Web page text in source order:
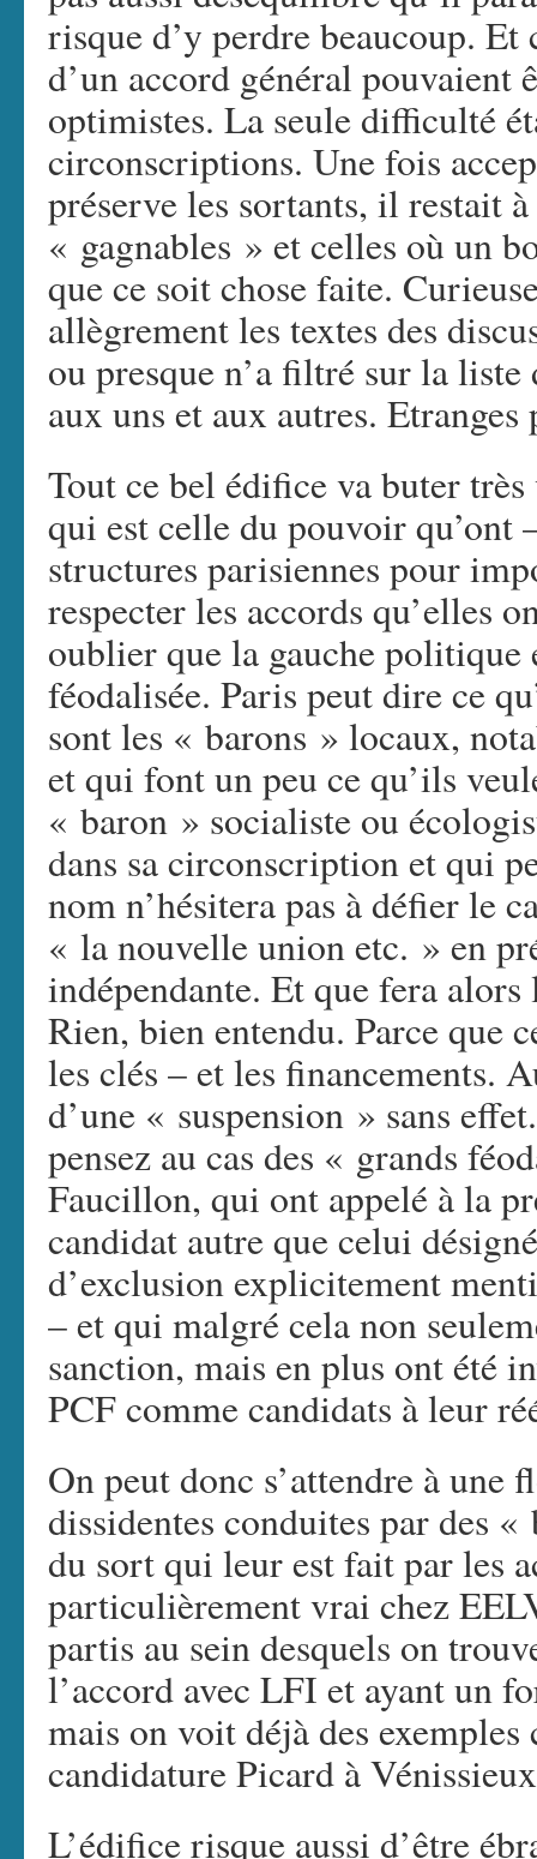
risque d’y perdre beaucoup.
d’un accord général pouvaient
optimistes. La seule difficulté
circonscriptions. Une fois
préserve les sortants, il restait
« gagnables » et celles où un
que ce soit chose faite.
allègrement les textes des
ou presque n’a filtré sur la
aux uns et aux autres.
Tout ce bel édifice va buter
qui est celle du pouvoir qu’ont
structures parisiennes pour
respecter les accords qu’elles
oublier que la gauche politique
féodalisée. Paris peut dire ce
sont les « barons » locaux,
et qui font un peu ce qu’ils
« baron » socialiste ou
dans sa circonscription et qui
nom n’hésitera pas à défier le
« la nouvelle union etc. » en
indépendante. Et que fera
Rien, bien entendu. Parce que
les clés – et les financements.
d’une « suspension » sans
pensez au cas des « grands
Faucillon, qui ont appelé à la
candidat autre que celui
d’exclusion explicitement
– et qui malgré cela non
sanction, mais en plus ont été
PCF comme candidats à leur
On peut donc s’attendre à une
dissidentes conduites par des
du sort qui leur est fait par les
particulièrement vrai chez
partis au sein desquels on
l’accord avec LFI et ayant un
mais on voit déjà des
candidature Picard à
L’édifice risque aussi d’être